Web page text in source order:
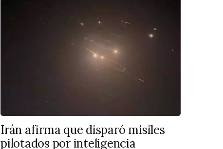
Irán afirma que disparó misiles
pilotados por inteligencia